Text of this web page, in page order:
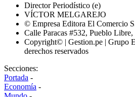
Director Periodístico (e)
VÍCTOR MELGAREJO
© Empresa Editora El Comercio
Calle Paracas #532, Pueblo
Copyright© | Gestion.pe | Grupo
derechos reservados
Secciones:
Portada -
Economía -